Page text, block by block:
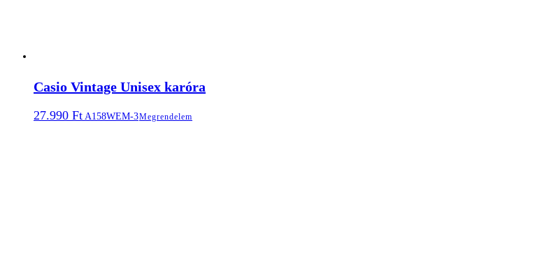
Casio Vintage Unisex karóra
27.990 Ft A158WEM-3Megrendelem